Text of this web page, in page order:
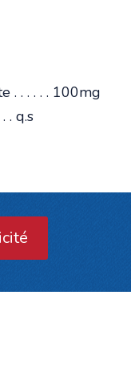
. . . . . . 100mg
. q.s